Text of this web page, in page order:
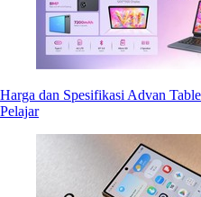
Harga dan Spesifikasi Advan
Pelajar